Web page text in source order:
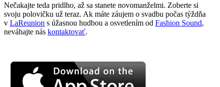
Nečakajte teda pridlho, až sa stanete novomanželmi. Zoberte si
svoju polovičku už teraz. Ak máte záujem o svadbu počas týždňa
v LaReunion s úžasnou hudbou a osvetlením od Fashion Sound,
neváhajte nás kontaktovať.